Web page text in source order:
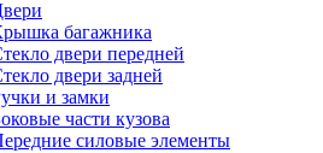
багажника
двери передней
двери задней
и замки
части кузова
силовые элементы